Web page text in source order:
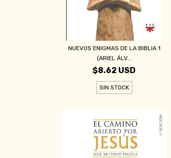
NUEVOS ENIGMAS DE LA BIBLIA 1
(ARIEL ÁLV...
$8.62 USD
SIN STOCK